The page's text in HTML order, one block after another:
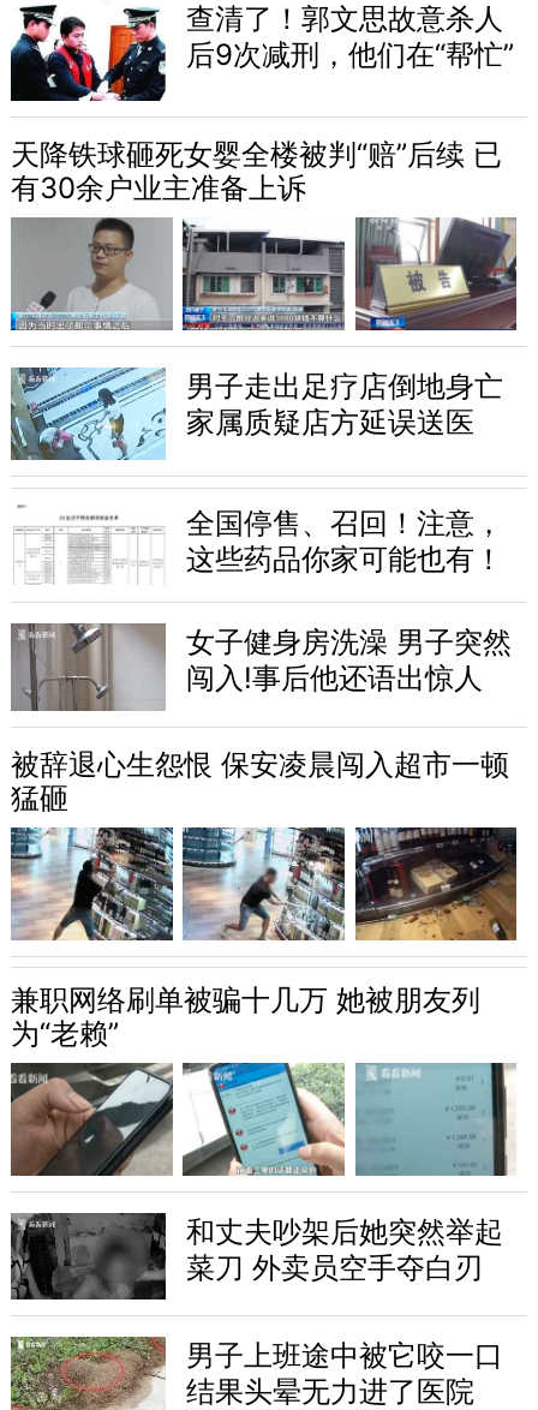
查清了！郭文思故意杀人
后9次减刑，他们在“帮忙”
天降铁球砸死女婴全楼被判“赔”后续 已
有30余户业主准备上诉
男子走出足疗店倒地身亡
家属质疑店方延误送医
全国停售、召回！注意，
这些药品你家可能也有！
女子健身房洗澡 男子突然
闯入!事后他还语出惊人
被辞退心生怨恨 保安凌晨闯入超市一顿
猛砸
兼职网络刷单被骗十几万 她被朋友列
为“老赖”
和丈夫吵架后她突然举起
菜刀 外卖员空手夺白刃
男子上班途中被它咬一口
结果头晕无力进了医院